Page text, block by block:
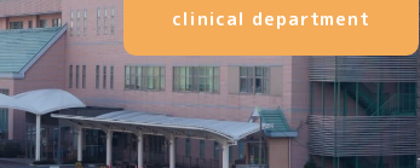
clinical department